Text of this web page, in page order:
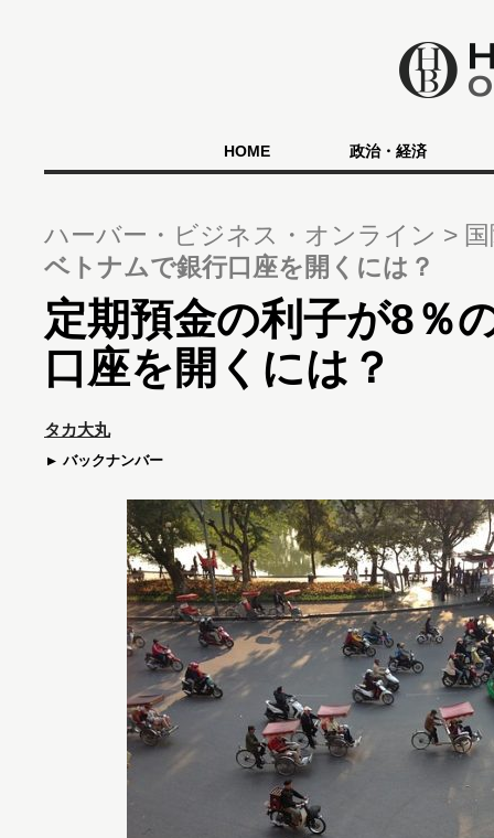
HOME 政治・経済
ハーバー・ビジネス・オンライン
ベトナムで銀行口座を開くには？
定期預金の利子が8％
口座を開くには？
タカ大丸
バックナンバー